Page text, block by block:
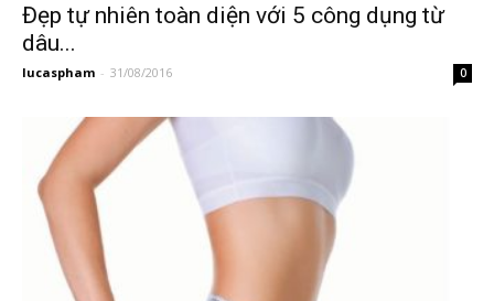
Đẹp tự nhiên toàn diện với 5 công dụng từ
dâu...
lucaspham - 31/08/2016 0